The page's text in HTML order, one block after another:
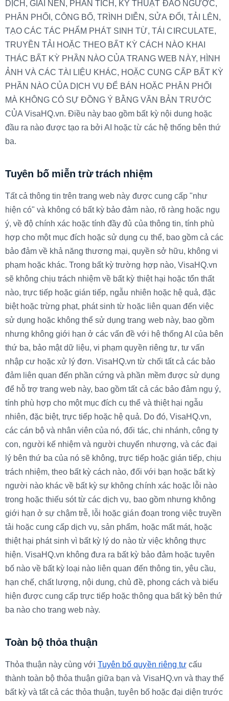
DỊCH, GIẢI NÉN, PHÂN TÍCH, KỸ THUẬT ĐẢO NGƯỢC,
PHÂN PHỐI, CÔNG BỐ, TRÌNH DIỄN, SỬA ĐỔI, TẢI LÊN,
TẠO CÁC TÁC PHẨM PHÁT SINH TỪ, TÁI CIRCULATE,
TRUYỀN TẢI HOẶC THEO BẤT KỲ CÁCH NÀO KHAI
THÁC BẤT KỲ PHẦN NÀO CỦA TRANG WEB NÀY, HÌNH
ẢNH VÀ CÁC TÀI LIỆU KHÁC, HOẶC CUNG CẤP BẤT KỲ
PHẦN NÀO CỦA DỊCH VỤ ĐỂ BÁN HOẶC PHÂN PHỐI
MÀ KHÔNG CÓ SỰ ĐỒNG Ý BẰNG VĂN BẢN TRƯỚC
CỦA VisaHQ.vn. Điều này bao gồm bất kỳ nội dung hoặc
đầu ra nào được tạo ra bởi AI hoặc từ các hệ thống bên thứ
ba.
Tuyên bố miễn trừ trách nhiệm
Tất cả thông tin trên trang web này được cung cấp "như
hiện có" và không có bất kỳ bảo đảm nào, rõ ràng hoặc ngụ
ý, về độ chính xác hoặc tính đầy đủ của thông tin, tính phù
hợp cho một mục đích hoặc sử dụng cụ thể, bao gồm cả các
bảo đảm về khả năng thương mại, quyền sở hữu, không vi
phạm hoặc khác. Trong bất kỳ trường hợp nào, VisaHQ.vn
sẽ không chịu trách nhiệm về bất kỳ thiệt hại hoặc tổn thất
nào, trực tiếp hoặc gián tiếp, ngẫu nhiên hoặc hệ quả, đặc
biệt hoặc trừng phạt, phát sinh từ hoặc liên quan đến việc
sử dụng hoặc không thể sử dụng trang web này, bao gồm
nhưng không giới hạn ở các vấn đề với hệ thống AI của bên
thứ ba, bảo mật dữ liệu, vi phạm quyền riêng tư, tư vấn
nhập cư hoặc xử lý đơn. VisaHQ.vntừ chối tất cả các bảo
đảm liên quan đến phần cứng và phần mềm được sử dụng
để hỗ trợ trang web này, bao gồm tất cả các bảo đảm ngụ ý,
tính phù hợp cho một mục đích cụ thể và thiệt hại ngẫu
nhiên, đặc biệt, trực tiếp hoặc hệ quả. Do đó, VisaHQ.vn,
các cán bộ và nhân viên của nó, đối tác, chi nhánh, công ty
con, người kế nhiệm và người chuyển nhượng, và các đại
lý bên thứ ba của nósẽ không, trực tiếp hoặc gián tiếp, chịu
trách nhiệm, theo bất kỳ cách nào, đối với bạn hoặc bất kỳ
người nào khác về bất kỳ sự không chính xác hoặc lỗi nào
trong hoặc thiếu sót từ các dịch vụ, bao gồm nhưng không
giới hạn ở sự chậm trễ, lỗi hoặc gián đoạn trong việc truyền
tải hoặc cung cấp dịch vụ, sản phẩm, hoặc mất mát, hoặc
thiệt hại phát sinh vì bất kỳ lý do nào từ việc không thực
hiện. VisaHQ.vn không đưa ra bất kỳ bảo đảm hoặc tuyên
bố nào về bất kỳ loại nào liên quan đến thông tin, yêu cầu,
hạn chế, chất lượng, nội dung, chủ đề, phong cách và biểu
hiện được cung cấp trực tiếp hoặc thông qua bất kỳ bên thứ
ba nào cho trang web này.
Toàn bộ thỏa thuận
Thỏa thuận này cùng vớiTuyên bố quyền riêng tưcấu
thành toàn bộ thỏa thuận giữa bạn và VisaHQ.vn và thay thế
bất kỳ và tất cả các thỏa thuận, tuyên bố hoặc đại diện trước